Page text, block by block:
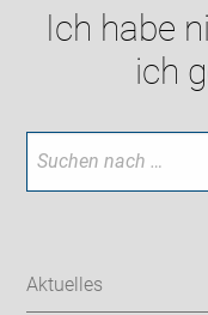
Ich habe
ich
Aktuelles